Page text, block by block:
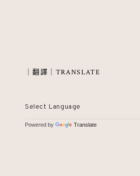
｜翻譯｜TRANSLATE
Powered by Translate